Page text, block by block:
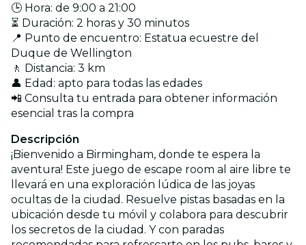
🕒 Hora: de 9:00 a 21:00
⏳ Duración: 2 horas y 30 minutos
📍 Punto de encuentro: Estatua ecuestre del
Duque de Wellington
🚶 Distancia: 3 km
👤 Edad: apto para todas las edades
📲 Consulta tu entrada para obtener información
esencial tras la compra
Descripción
¡Bienvenido a Birmingham, donde te espera la
aventura! Este juego de escape room al aire libre te
llevará en una exploración lúdica de las joyas
ocultas de la ciudad. Resuelve pistas basadas en la
ubicación desde tu móvil y colabora para descubrir
los secretos de la ciudad. Y con paradas